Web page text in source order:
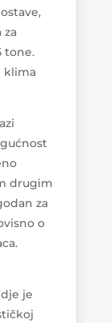
za
tone.
klima
drugim
za
o
je